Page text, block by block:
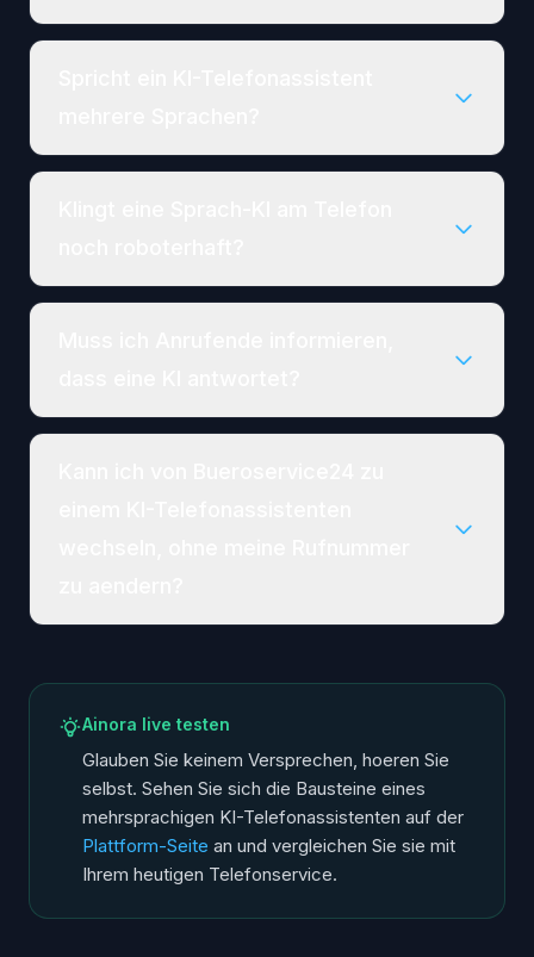
Ainora live testen
Glauben Sie keinem Versprechen, hoeren Sie
selbst. Sehen Sie sich die Bausteine eines
mehrsprachigen KI-Telefonassistenten auf der
Plattform-Seite an und vergleichen Sie sie mit
Ihrem heutigen Telefonservice.